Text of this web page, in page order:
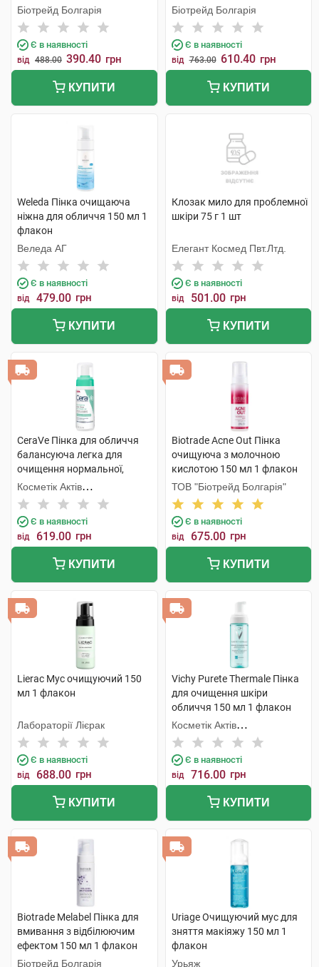
розширенох пор 100 г 1 шт
Біотрейд Болгарія
Є в наявності
від 488.00 390.40 грн
КУПИТИ
шкіри з розширеними
порами 150 мл 1 флакон
Біотрейд Болгарія
Є в наявності
від 763.00 610.40 грн
КУПИТИ
Weleda Пінка очищаюча
ніжна для обличчя 150 мл 1
флакон
Веледа АГ
Є в наявності
від 479.00 грн
КУПИТИ
Клозак мило для проблемної
шкіри 75 г 1 шт
Елегант Космед Пвт.Лтд.
Є в наявності
від 501.00 грн
КУПИТИ
CeraVe Пінка для обличчя
балансуюча легка для
очищення нормальної,
комбінованої та чутливої
шкіри 148 мл 1 флакон
Косметік Актів
Інтернаціональ
Є в наявності
від 619.00 грн
КУПИТИ
Biotrade Acne Out Пінка
очищуюча з молочною
кислотою 150 мл 1 флакон
ТОВ "Біотрейд Болгарія"
Є в наявності
від 675.00 грн
КУПИТИ
Lierac Мус очищуючий 150
мл 1 флакон
Лабораторії Лієрак
Є в наявності
від 688.00 грн
КУПИТИ
Vichy Purete Thermale Пінка
для очищення шкіри
обличчя 150 мл 1 флакон
Косметік Актів
Інтернаціональ
Є в наявності
від 716.00 грн
КУПИТИ
Biotrade Melabel Пінка для
вмивання з відбілюючим
ефектом 150 мл 1 флакон
Біотрейд Болгарія
Uriage Очищуючий мус для
зняття макіяжу 150 мл 1
флакон
Урьяж